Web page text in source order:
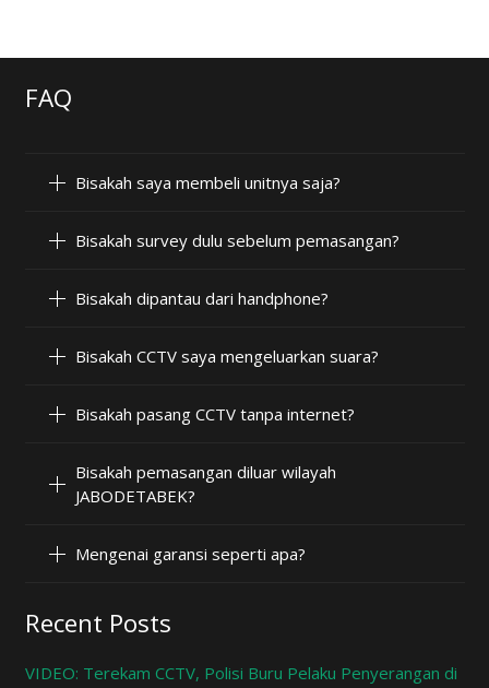
FAQ
Bisakah saya membeli unitnya saja?
Bisakah survey dulu sebelum pemasangan?
Bisakah dipantau dari handphone?
Bisakah CCTV saya mengeluarkan suara?
Bisakah pasang CCTV tanpa internet?
Bisakah pemasangan diluar wilayah
JABODETABEK?
Mengenai garansi seperti apa?
Recent Posts
VIDEO: Terekam CCTV, Polisi Buru Pelaku Penyerangan di